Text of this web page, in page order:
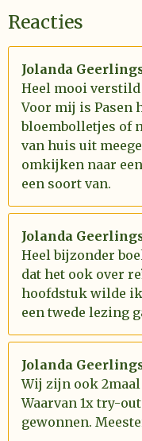
Reacties
Jolanda
Heel mooi verstild
Voor mij is Pasen
bloembolletjes of
van huis uit
omkijken naar
een soort van.
Jolanda
Heel bijzonder
dat het ook over
hoofdstuk wilde
een twede lezing
Jolanda
Wij zijn ook
Waarvan 1x try-
gewonnen.